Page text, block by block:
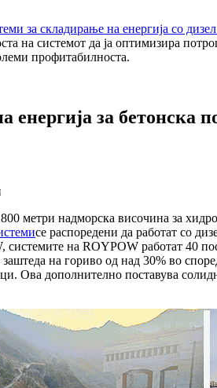
за складирање на енергија со
на системот да ја оптимизира
профитабилноста.
за бетонска
метри надморска височина за
се распоредени да работат со
на ROYPOW работат 40
на гориво од над 30% во
Ова дополнително поставува